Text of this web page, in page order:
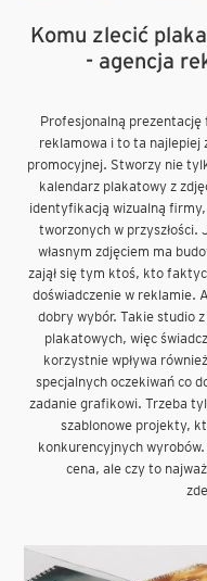
Komu zlecić
- agencja
Profesjonalną prezentację
reklamowa i to ta najlepiej
promocyjnej. Stworzy nie
kalendarz plakatowy z
identyfikacją wizualną firmy,
tworzonych w
własnym zdjęciem ma
zajął się tym ktoś, kto
doświadczenie w reklamie.
dobry wybór. Takie studio
plakatowych, więc
korzystnie wpływa
specjalnych oczekiwań co
zadanie grafikowi. Trzeba
szablonowe projekty,
konkurencyjnych
cena, ale czy to